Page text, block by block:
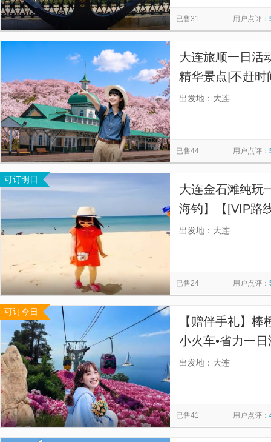
已售31 用户点评：
大连旅顺一日活
精华景点|不赶
比 可选小团】
出发地：大连
已售44 用户点评：
可订明日
大连金石滩纯玩
海钓】【[VIP路
出发地：大连
已售24 用户点评：
可订今日
【赠伴手礼】棒
小火车•省力一
点游玩时间不低
出发地：大连
已售41 用户点评：